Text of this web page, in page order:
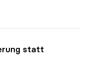
ist
statt